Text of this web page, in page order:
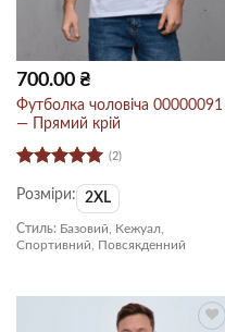
700.00 ₴
Футболка чоловіча 00000091
— Прямий крій
Оцінено в
5з 5
(2)
Розміри: 2XL
Стиль: Базовий, Кежуал,
Спортивний, Повсякденний